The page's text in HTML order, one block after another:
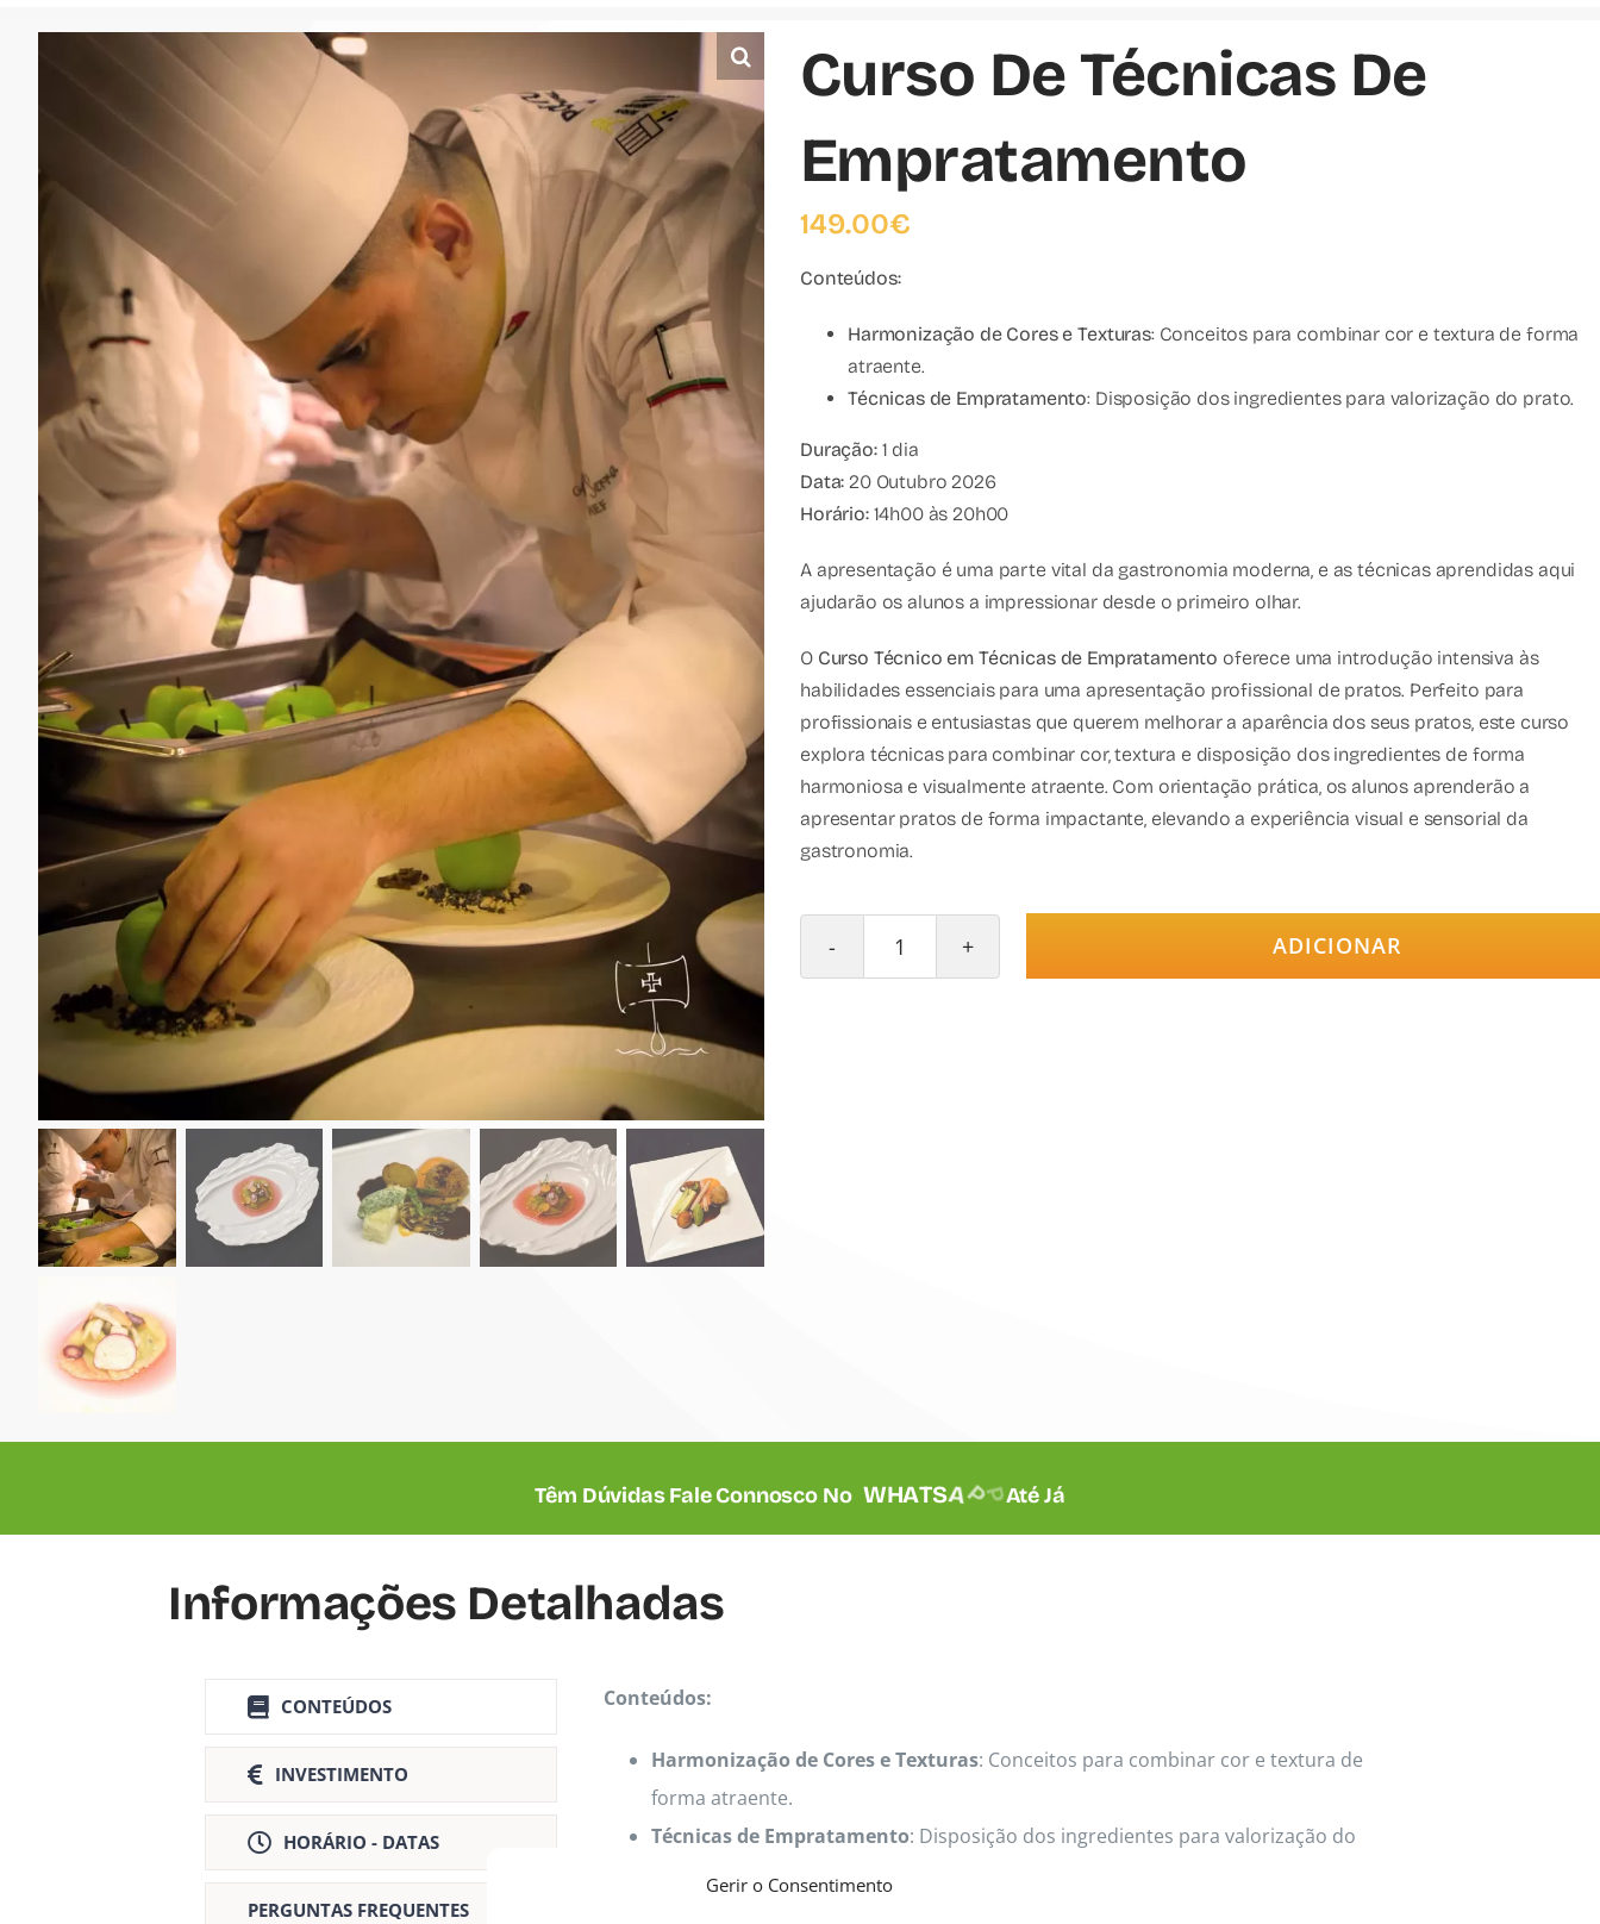
Gerir o Consentimento
Curso De Técnicas De
Empratamento
149.00€
Conteúdos:
Harmonização de Cores e Texturas: Conceitos para combinar cor e textura de forma
atraente.
Técnicas de Empratamento: Disposição dos ingredientes para valorização do prato.
Duração:1 dia
Data: 20 Outubro 2026
Horário:14h00 às 20h00
A apresentação é uma parte vital da gastronomia moderna, e as técnicas aprendidas aqui
ajudarão os alunos a impressionar desde o primeiro olhar.
O Curso Técnico em Técnicas de Empratamento oferece uma introdução intensiva às
habilidades essenciais para uma apresentação profissional de pratos. Perfeito para
profissionais e entusiastas que querem melhorar a aparência dos seus pratos, este curso
explora técnicas para combinar cor, textura e disposição dos ingredientes de forma
harmoniosa e visualmente atraente. Com orientação prática, os alunos aprenderão a
apresentar pratos de forma impactante, elevando a experiência visual e sensorial da
gastronomia.
Quantidade
ADICIONAR
Têm Dúvidas Fale Connosco No Até Já
Informações Detalhadas
CONTEÚDOS
INVESTIMENTO
HORÁRIO - DATAS
PERGUNTAS FREQUENTES
Conteúdos:
Harmonização de Cores e Texturas: Conceitos para combinar cor e textura de
forma atraente.
Técnicas de Empratamento: Disposição dos ingredientes para valorização do